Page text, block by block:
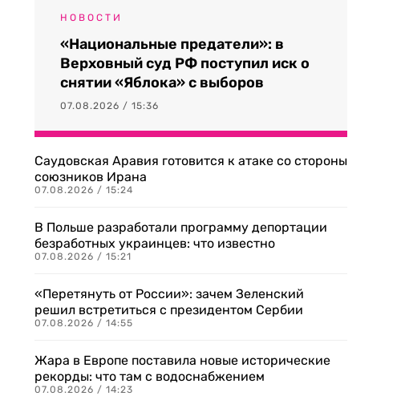
НОВОСТИ
«Национальные предатели»: в
Верховный суд РФ поступил иск о
снятии «Яблока» с выборов
07.08.2026 / 15:36
Саудовская Аравия готовится к атаке со стороны
союзников Ирана
07.08.2026 / 15:24
В Польше разработали программу депортации
безработных украинцев: что известно
07.08.2026 / 15:21
«Перетянуть от России»: зачем Зеленский
решил встретиться с президентом Сербии
07.08.2026 / 14:55
Жара в Европе поставила новые исторические
рекорды: что там с водоснабжением
07.08.2026 / 14:23